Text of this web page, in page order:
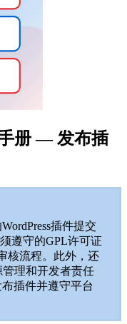
册 — 发布插
插件提交
遵守的GPL许可证
核流程。此外，还
理和开发者责任
插件并遵守平台